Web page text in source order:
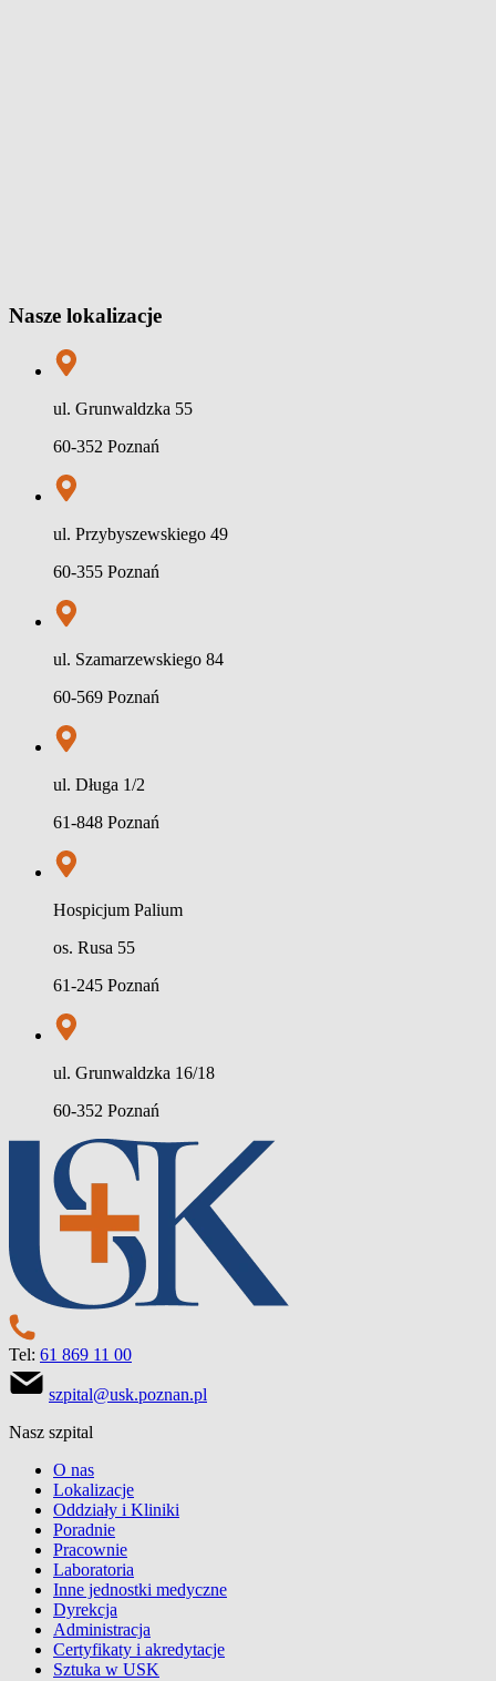
Nasze lokalizacje
ul. Grunwaldzka 55
60-352 Poznań
ul. Przybyszewskiego 49
60-355 Poznań
ul. Szamarzewskiego 84
60-569 Poznań
ul. Długa 1/2
61-848 Poznań
Hospicjum Palium
os. Rusa 55
61-245 Poznań
ul. Grunwaldzka 16/18
60-352 Poznań
Tel: 61 869 11 00
szpital@usk.poznan.pl
Nasz szpital
O nas
Lokalizacje
Oddziały i Kliniki
Poradnie
Pracownie
Laboratoria
Inne jednostki medyczne
Dyrekcja
Administracja
Certyfikaty i akredytacje
Sztuka w USK